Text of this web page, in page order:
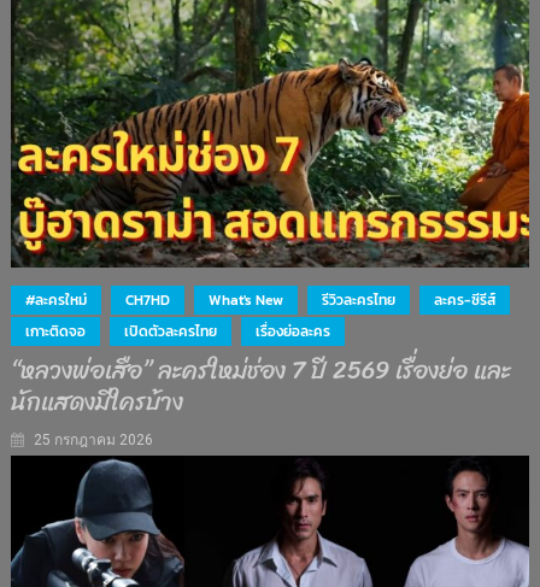
#ละครใหม่ CH7HD What's New รีวิวละครไทย
ละคร-ซีรีส์
เกาะติดจอ
เปิดตัวละครไทย เรื่องย่อละคร
“หลวงพ่อเสือ” ละครใหม่ช่อง 7 ปี 2569 เรื่องย่อ และ
นักแสดงมีใครบ้าง
25 กรกฎาคม 2026